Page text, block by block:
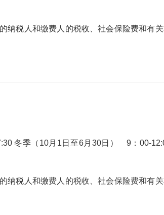
纳税人和缴费人的税收、社会保险费和有
冬季（10月1日至6月30日） 9：00-
纳税人和缴费人的税收、社会保险费和有